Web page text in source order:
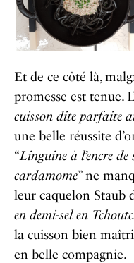
Et de ce côté là,
promesse est tenue.
cuisson dite parfaite
une belle réussite
“Linguine à l’encre
cardamome” ne
leur caquelon Staub
en demi-sel en
la cuisson bien
en belle compagnie.